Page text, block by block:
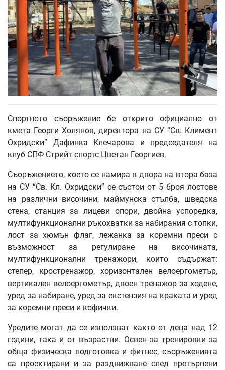
Спортното съоръжение бе открито официално от
кмета Георги Холянов, директора на СУ “Св. Климент
Охридски” Дафинка Клечарова и председателя на
клуб СПФ Стрийт спортс Цветан Георгиев.
Съоръжението, което се намира в двора на втора база
на СУ “Св. Кл. Охридски” се състои от 5 броя лостове
на различни височини, маймунска стълба, шведска
стена, станция за лицеви опори, двойна успоредка,
мултифункционални ръкохватки за набирания с топки,
лост за хюмън флаг, лежанка за коремни преси с
възможност за регулиране на височината,
мултифункционални тренажори, които съдържат:
степер, кростренажор, хоризонтален велоергометър,
вертикален велоергометър, двоен тренажор за ходене,
уред за набиране, уред за екстензия на краката и уред
за коремни преси и кофички.
Уредите могат да се използват както от деца над 12
години, така и от възрастни. Освен за тренировки за
обща физическа подготовка и фитнес, съоръженията
са проектирани и за раздвижване след претърпени